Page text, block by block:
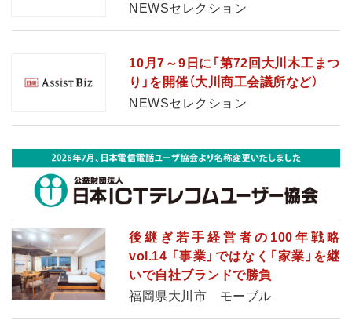
NEWSセレクション
10月7～9日に「第72回大川木工まつ
り」を開催（大川商工会議所など）
NEWSセレクション
後継ぎ若手経営者の100年戦略
vol.14 「事業」ではなく「家業」を継
いで自社ブランドで勝負
福岡県大川市 モーブル